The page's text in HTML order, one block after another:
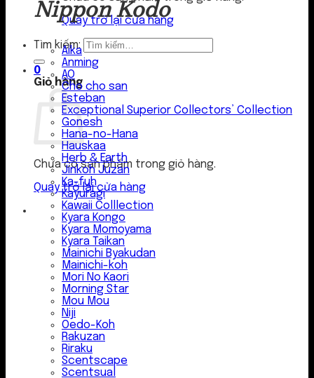
Quay trở lại cửa hàng
Tìm kiếm:
0
Giỏ hàng
Chưa có sản phẩm trong giỏ hàng.
Quay trở lại cửa hàng
Nippon Kodo
Aika
Anming
AO
Cho cho san
Esteban
Exceptional Superior Collectors’ Collection
Gonesh
Hana-no-Hana
Hauskaa
Herb & Earth
Jinkoh Juzan
Ka-fuh
Kayuragi
Kawaii Colllection
Kyara Kongo
Kyara Momoyama
Kyara Taikan
Mainichi Byakudan
Mainichi-koh
Mori No Kaori
Morning Star
Mou Mou
Niji
Oedo-Koh
Rakuzan
Riraku
Scentscape
Scentsual